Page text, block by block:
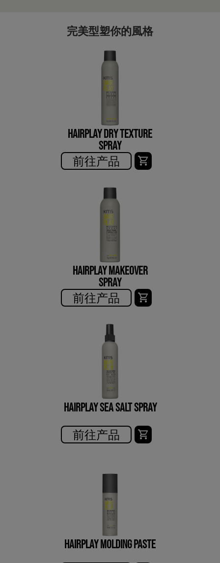
完美型塑你的風格
HAIRPLAY DRY TEXTURE
SPRAY
前往产品
HAIRPLAY MAKEOVER
SPRAY
前往产品
HAIRPLAY SEA SALT SPRAY
前往产品
HAIRPLAY MOLDING PASTE